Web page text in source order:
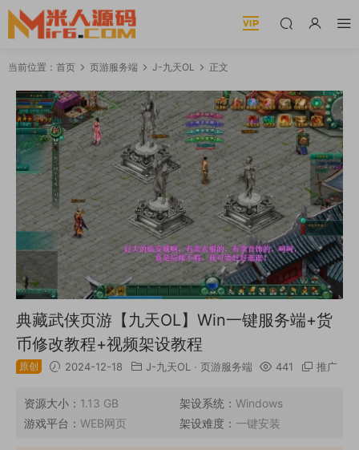
当前位置： 首页 页游服务端 J-九天OL 正文
典藏武侠页游【九天OL】Win一键服务端+货
币修改教程+视频架设教程
原创 2024-12-18 J-九天OL · 页游服务端 441 推广
资源大小： 1.13 GB 架设系统： Windows
游戏平台： WEB网页 架设难度： 一键安装